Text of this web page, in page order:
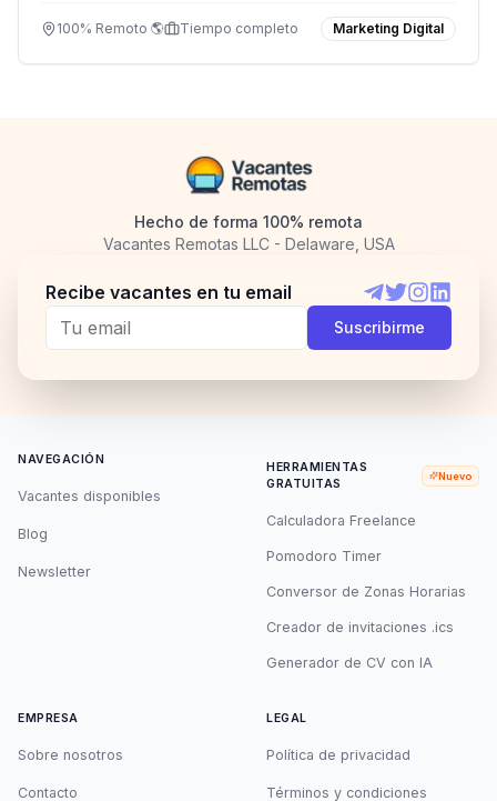
100% Remoto 🌎 Tiempo completo Marketing Digital
Hecho de forma 100% remota
Vacantes Remotas LLC - Delaware, USA
Recibe vacantes en tu email
Telegram
TwitterInstagram
Suscribirme
NAVEGACIÓN
Vacantes disponibles
Blog
Newsletter
HERRAMIENTAS
GRATUITAS
Nuevo
Calculadora Freelance
Pomodoro Timer
Conversor de Zonas Horarias
Creador de invitaciones .ics
Generador de CV con IA
EMPRESA
Sobre nosotros
Contacto
LEGAL
Política de privacidad
Términos y condiciones